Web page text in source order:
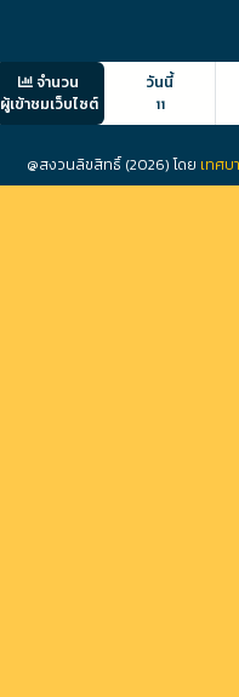
จำนวน
ผู้เข้าชมเว็บไซต์
วันนี้
11
@สงวนลิขสิทธิ์ (2026) โดย เทศบ